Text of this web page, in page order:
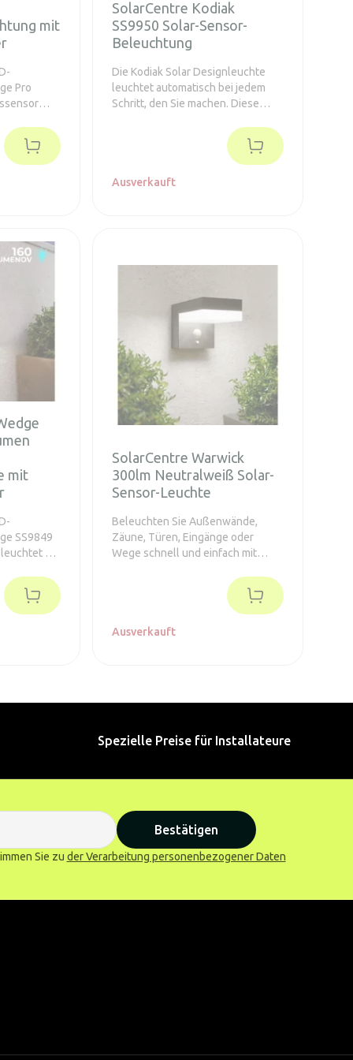
mit
Pro
SolarCentre Kodiak
SS9950 Solar-Sensor-
Beleuchtung
Die Kodiak Solar Designleuchte
leuchtet automatisch bei jedem
Schritt, den Sie machen. Diese
bei denen herkömmliche
netzbetriebene Leuchten nicht
eingesetzt werden können.
Ausverkauft
mit
SS9849
25
für die
und
SolarCentre Warwick
300lm Neutralweiß Solar-
Sensor-Leuchte
Beleuchten Sie Außenwände,
Zäune, Türen, Eingänge oder
Wege schnell und einfach mit
Ausverkauft
Spezielle Preise für Installateure
Bestätigen
Sie zu der Verarbeitung personenbezogener Daten